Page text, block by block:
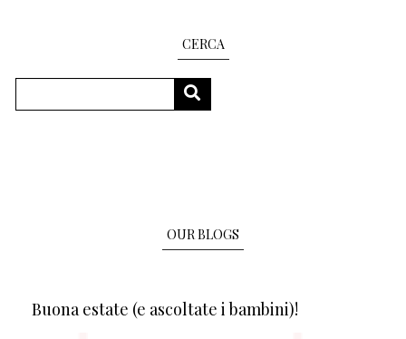
CERCA
SEARCH
OUR BLOGS
Buona estate (e ascoltate i bambini)!